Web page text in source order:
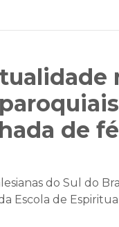
de fé
do Sul do
Escola de